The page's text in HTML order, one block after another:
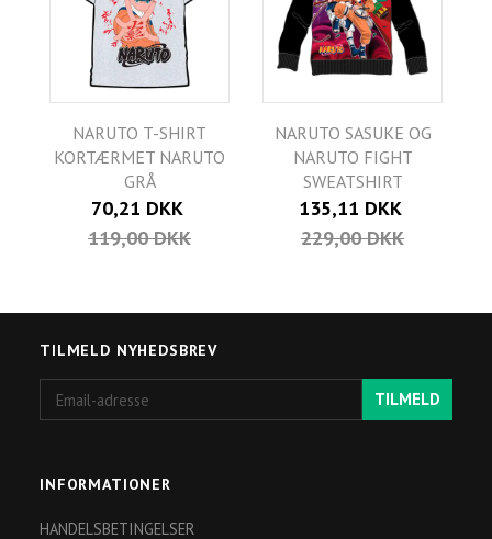
NARUTO T-SHIRT
KORTÆRMET NARUTO
GRÅ
70,21 DKK
119,00 DKK
NARUTO SASUKE OG
NARUTO FIGHT
SWEATSHIRT
135,11 DKK
229,00 DKK
TILMELD NYHEDSBREV
adresse
TILMELD
INFORMATIONER
HANDELSBETINGELSER